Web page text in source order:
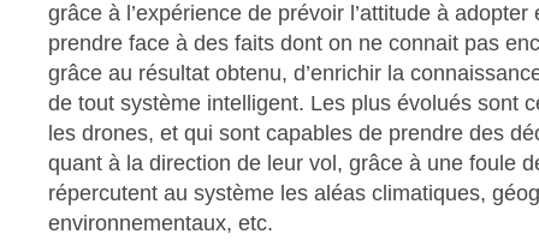
grâce à l’expérience de prévoir l’attitude à
prendre face à des faits dont on ne connait pas
grâce au résultat obtenu, d’enrichir la
de tout système intelligent. Les plus évolués sont
les drones, et qui sont capables de prendre des
quant à la direction de leur vol, grâce à une foule
répercutent au système les aléas climatiques,
environnementaux, etc.